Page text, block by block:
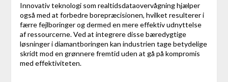
Innovativ teknologi som realtidsdataovervågning hjælper
også med at forbedre borepræcisionen, hvilket resulterer i
færre fejlboringer og dermed en mere effektiv udnyttelse
af ressourcerne. Ved at integrere disse bæredygtige
løsninger i diamantboringen kan industrien tage betydelige
skridt mod en grønnere fremtid uden at gå på kompromis
med effektiviteten.